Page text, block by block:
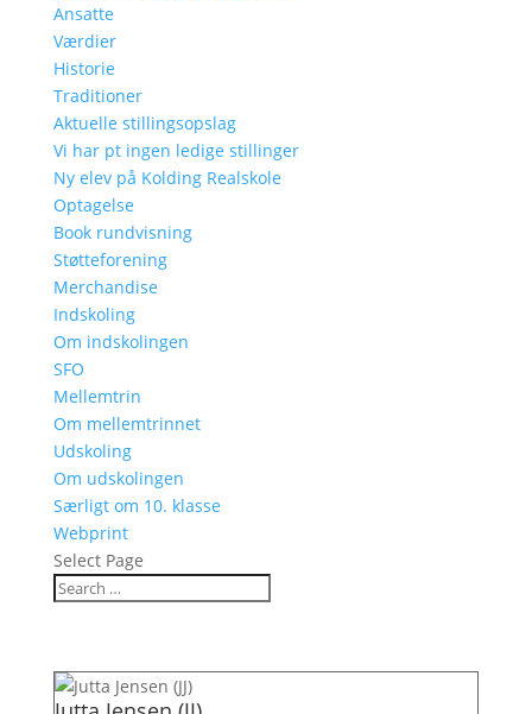
Ansatte
Værdier
Historie
Traditioner
Aktuelle stillingsopslag
Vi har pt ingen ledige stillinger
Ny elev på Kolding Realskole
Optagelse
Book rundvisning
Støtteforening
Merchandise
Indskoling
Om indskolingen
SFO
Mellemtrin
Om mellemtrinnet
Udskoling
Om udskolingen
Særligt om 10. klasse
Webprint
Select Page